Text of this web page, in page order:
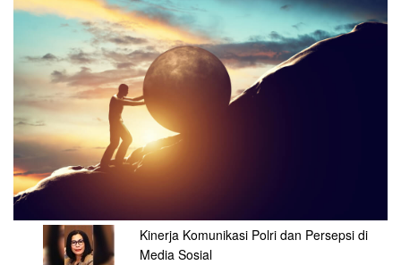
Kinerja Komunikasi Polri dan Persepsi di
Media Sosial